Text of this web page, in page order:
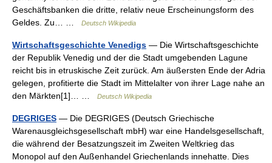
Geschäftsbanken die dritte, relativ neue Erscheinungsform des
Geldes. Zu… …
Deutsch Wikipedia
Wirtschaftsgeschichte Venedigs — Die Wirtschaftsgeschichte
der Republik Venedig und der die Stadt umgebenden Lagune
reicht bis in etruskische Zeit zurück. Am äußersten Ende der Adria
gelegen, profitierte die Stadt im Mittelalter von ihrer Lage nahe an
den Märkten[1]… …
Deutsch Wikipedia
DEGRIGES — Die DEGRIGES (Deutsch Griechische
Warenausgleichsgesellschaft mbH) war eine Handelsgesellschaft,
die während der Besatzungszeit im Zweiten Weltkrieg das
Monopol auf den Außenhandel Griechenlands innehatte. Dies